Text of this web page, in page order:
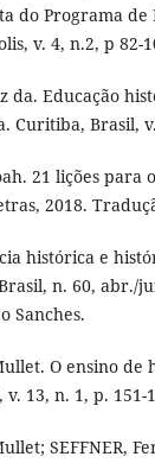
do Programa de
v. 4, n.2, p 82-
da. Educação
Curitiba, Brasil,
21 lições para
2018.
histórica e
n. 60, abr./
Sanches.
O ensino
v. 13, n. 1, p. 151-
SEFFNER,